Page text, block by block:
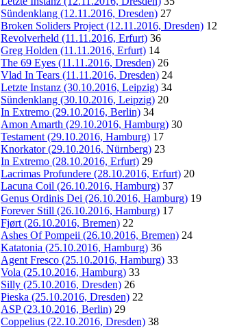
Sündenklang (12.11.2016, Dresden) 27
Broken Soliders Project (12.11.2016, Dresden) 12
Revolverheld (11.11.2016, Erfurt) 36
Greg Holden (11.11.2016, Erfurt) 14
The 69 Eyes (11.11.2016, Dresden) 26
Vlad In Tears (11.11.2016, Dresden) 24
Letzte Instanz (30.10.2016, Leipzig) 34
Sündenklang (30.10.2016, Leipzig) 20
In Extremo (29.10.2016, Berlin) 34
Amon Amarth (29.10.2016, Hamburg) 30
Testament (29.10.2016, Hamburg) 17
Knorkator (29.10.2016, Nürnberg) 23
In Extremo (28.10.2016, Erfurt) 29
Lacrimas Profundere (28.10.2016, Erfurt) 20
Lacuna Coil (26.10.2016, Hamburg) 37
Genus Ordinis Dei (26.10.2016, Hamburg) 19
Forever Still (26.10.2016, Hamburg) 17
Fjørt (26.10.2016, Bremen) 22
Ashes Of Pompeii (26.10.2016, Bremen) 24
Katatonia (25.10.2016, Hamburg) 36
Agent Fresco (25.10.2016, Hamburg) 33
Vola (25.10.2016, Hamburg) 33
Silly (25.10.2016, Dresden) 26
Pieska (25.10.2016, Dresden) 22
ASP (23.10.2016, Berlin) 29
Coppelius (22.10.2016, Dresden) 38